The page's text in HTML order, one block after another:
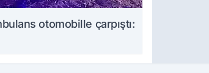
otomobille çarpıştı: